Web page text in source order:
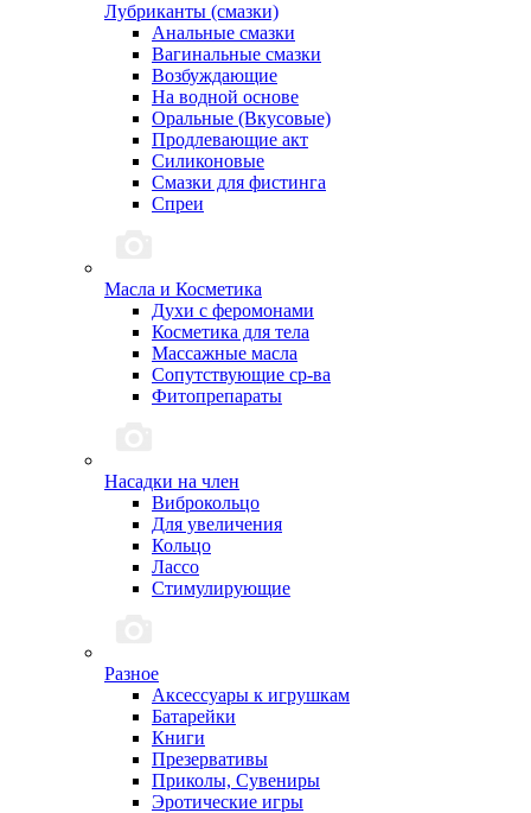
Лубриканты (смазки)
Анальные смазки
Вагинальные смазки
Возбуждающие
На водной основе
Оральные (Вкусовые)
Продлевающие акт
Силиконовые
Смазки для фистинга
Спреи
Масла и Косметика
Духи с феромонами
Косметика для тела
Массажные масла
Сопутствующие ср-ва
Фитопрепараты
Насадки на член
Виброкольцо
Для увеличения
Кольцо
Лассо
Стимулирующие
Разное
Аксессуары к игрушкам
Батарейки
Книги
Презервативы
Приколы, Сувениры
Эротические игры